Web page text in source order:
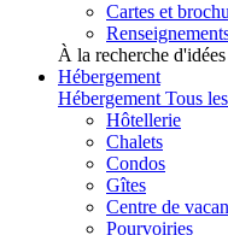
Cartes et
À la recherche
Hébergement
Hébergement Tous
Hôtellerie
Chalets
Condos
Gîtes
Centre de
Pourvoiries